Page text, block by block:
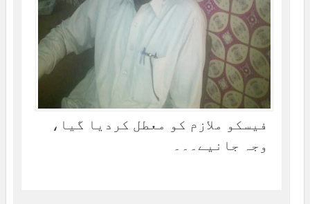
فیسکو ملازم کو معطل کردیا گیا،
وجہ جانیے۔۔۔